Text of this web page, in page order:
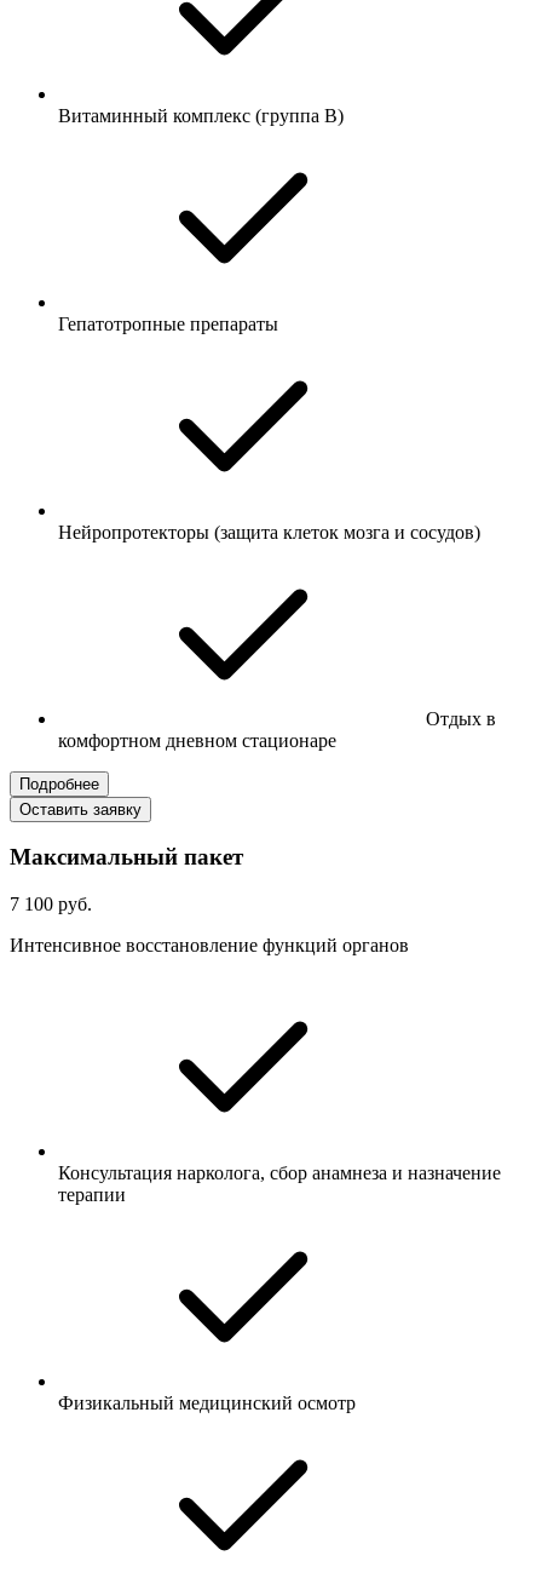
Витаминный комплекс (группа B)
Гепатотропные препараты
Нейропротекторы (защита клеток мозга и сосудов)
Отдых в
комфортном дневном стационаре
Подробнее
Оставить заявку
Максимальный пакет
7 100 руб.
Интенсивное восстановление функций органов
Консультация нарколога, сбор анамнеза и назначение
терапии
Физикальный медицинский осмотр